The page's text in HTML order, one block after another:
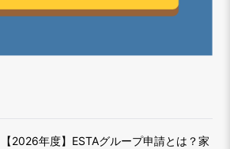
【2026年度】ESTAグループ申請とは？家